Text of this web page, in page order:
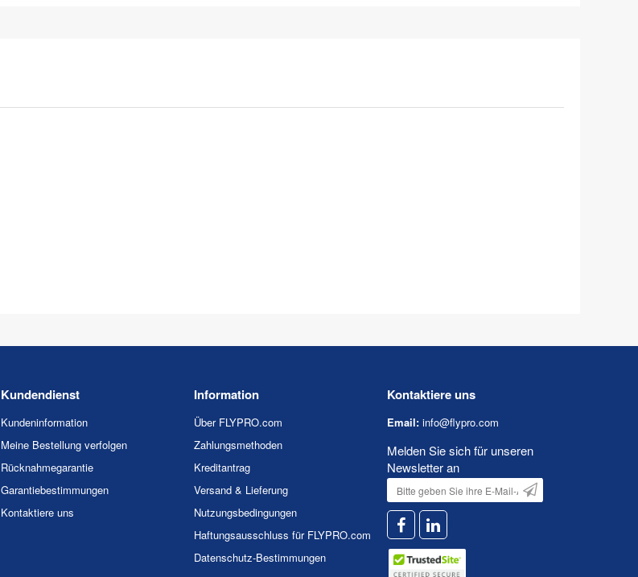
Kundendienst
Kundeninformation
Meine Bestellung verfolgen
Rücknahmegarantie
Garantiebestimmungen
Kontaktiere uns
Information
Über FLYPRO.com
Zahlungsmethoden
Kreditantrag
Versand & Lieferung
Nutzungsbedingungen
Haftungsausschluss für FLYPRO.com
Datenschutz-Bestimmungen
Kontaktiere uns
Email: info@flypro.com
Melden Sie sich für unseren
Newsletter an